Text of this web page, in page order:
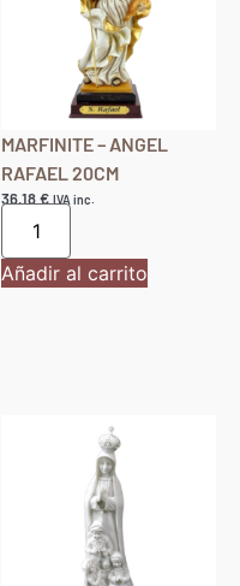
MARFINITE – ANGEL
RAFAEL 20CM
36,18€ IVA inc.
Añadir al carrito